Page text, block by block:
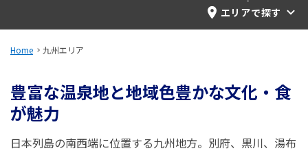
ANA サービス
エリアで探す
Home 九州エリア
豊富な温泉地と地域色豊かな文化・食
が魅力
日本列島の南西端に位置する九州地方。別府、黒川、湯布